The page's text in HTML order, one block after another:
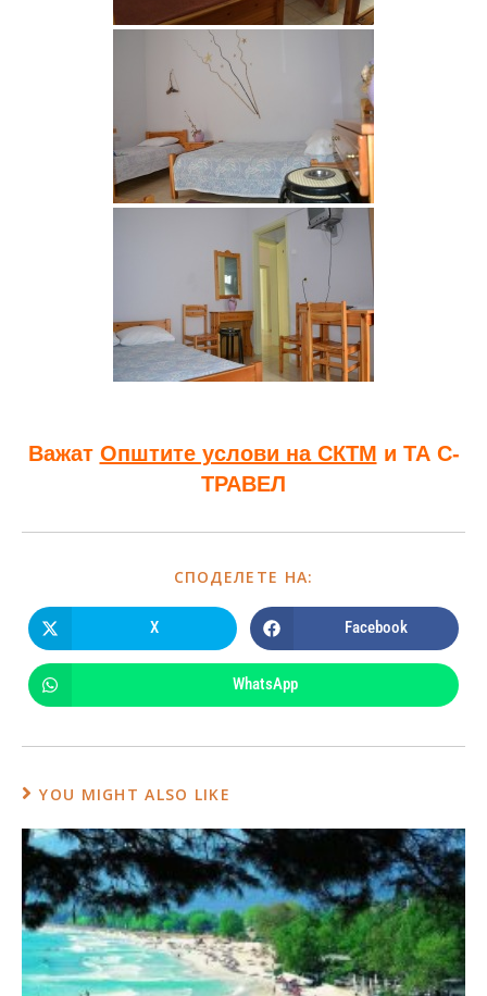
Важат Општите услови на СКТМ и ТА С-
ТРАВЕЛ
СПОДЕЛЕТЕ НА:
X Facebook
WhatsApp
YOU MIGHT ALSO LIKE